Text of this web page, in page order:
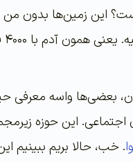
این زمین‌ها بدون
بعضی‌ها واسه معرفی
این حوزه
. خب، حالا بریم ببینیم